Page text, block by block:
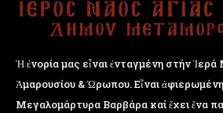
Ἡ ἐνορία μας εἶναι ἐνταγμένη στήν
Ἁμαρουσίου & Ὠρωπου. Εἶναι
Μεγαλομάρτυρα Βαρβάρα καί ἔχει ἕνα